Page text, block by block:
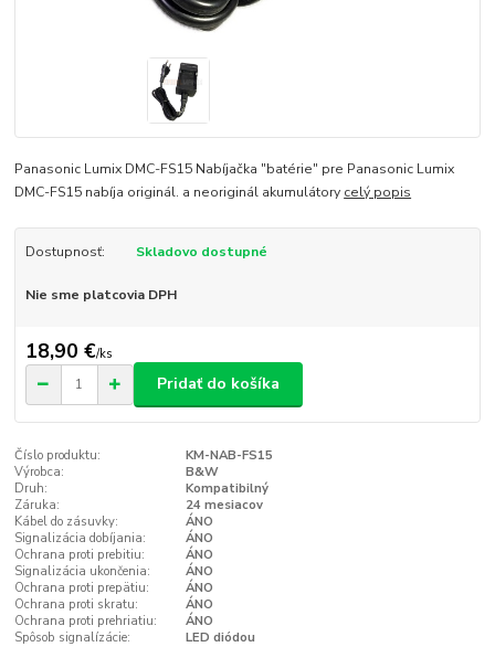
Panasonic Lumix DMC-FS15 Nabíjačka "batérie" pre Panasonic Lumix
DMC-FS15 nabíja originál. a neoriginál akumulátory celý popis
Dostupnosť: Skladovo dostupné
Nie sme platcovia DPH
18,90 €/ks
Pridať do košíka
Číslo produktu:
KM-NAB-FS15
Výrobca:
B&W
Druh:
Kompatibilný
Záruka:
24 mesiacov
Kábel do zásuvky:
ÁNO
Signalizácia dobíjania:
ÁNO
Ochrana proti prebitiu:
ÁNO
Signalizácia ukončenia:
ÁNO
Ochrana proti prepätiu:
ÁNO
Ochrana proti skratu:
ÁNO
Ochrana proti prehriatiu:
ÁNO
Spôsob signalízácie:
LED diódou